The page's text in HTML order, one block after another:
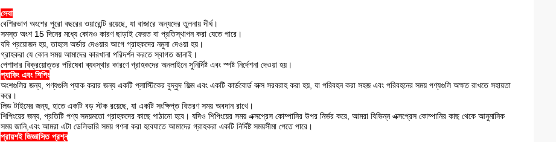
সেবা
বেশিরভাগ অংশের পুরো বছরের ওয়ারেন্টি রয়েছে, যা বাজারে অন্যদের তুলনায় দীর্ঘ।
সমস্ত অংশ 15 দিনের মধ্যে কোনও কারণ ছাড়াই ফেরত বা প্রতিস্থাপন করা যেতে পারে।
যদি প্রয়োজন হয়, তাহলে অর্ডার দেওয়ার আগে গ্রাহকদের নমুনা দেওয়া হয়।
গ্রাহকরা যে কোন সময় আমাদের কারখানা পরিদর্শন করতে স্বাগত জানাই।
পেশাদার বিক্রয়োত্তর পরিষেবা ব্যবস্থার কারণে গ্রাহকদের অনলাইনে সুনির্দিষ্ট এবং স্পষ্ট নির্দেশনা দেওয়া হয়।
প্যাকিং এবং শিপিং
অংশগুলির জন্য, পণ্যগুলি প্যাক করার জন্য একটি প্লাস্টিকের বুদ্বুদ ফিল্ম এবং একটি কার্ডবোর্ড বাক্স সরবরাহ করা হয়, যা পরিবহন করা সহজ এবং পরিবহনের সময় পণ্যগুলি অক্ষত রাখতে সহায়তা
করে।
লিড টাইমের জন্য, হাতে একটি বড় স্টক রয়েছে, যা একটি সংক্ষিপ্ত বিতরণ সময় অবদান রাখে।
শিপিংয়ের জন্য, প্রতিটি পণ্য সময়মতো গ্রাহকদের কাছে পাঠানো হবে। যদিও শিপিংয়ের সময় এক্সপ্রেস কোম্পানির উপর নির্ভর করে, আমরা বিভিন্ন এক্সপ্রেস কোম্পানির কাছ থেকে আনুমানিক
সময় জানি,এবং আমরা এটা ডেলিভারি সময় গণনা করা হবেযাতে আমাদের গ্রাহকরা একটি নির্দিষ্ট সময়সীমা পেতে পারে।
প্রায়শই জিজ্ঞাসিত প্রশ্ন